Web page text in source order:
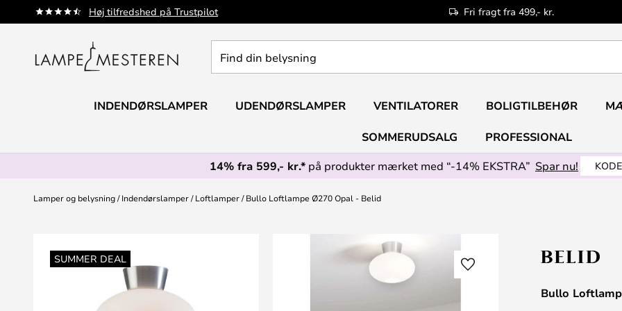
Høj tilfredshed på Trustpilot Fri fragt fra 499,- kr.
Skip
to
din
INDENDØRSLAMPER UDENDØRSLAMPER VENTILATORER BOLIGTILBEHØR
SOMMERUDSALG
PROFESSIONAL
14% fra 599,- kr.* på produkter mærket med “-14% EKSTRA” Spar nu!
Lamper og belysning Indendørslamper Loftlamper Bullo Loftlampe Ø270 Opal - Belid
SUMMER DEAL
Bullo